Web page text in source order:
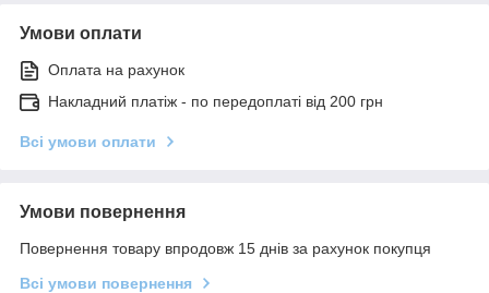
Умови оплати
Оплата на рахунок
Накладний платіж - по передоплаті від 200 грн
Всі умови оплати
Умови повернення
Повернення товару впродовж 15 днів за рахунок покупця
Всі умови повернення